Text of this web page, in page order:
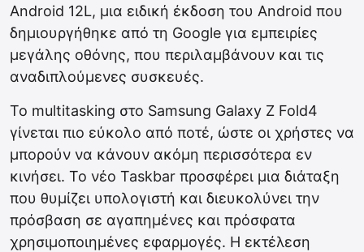
Android 12L, μια ειδική έκδοση του Android που
δημιουργήθηκε από τη Google για εμπειρίες
μεγάλης οθόνης, που περιλαμβάνουν και τις
αναδιπλούμενες συσκευές.
Το multitasking στο Samsung Galaxy Z Fold4
γίνεται πιο εύκολο από ποτέ, ώστε οι χρήστες να
μπορούν να κάνουν ακόμη περισσότερα εν
κινήσει. Το νέο Taskbar προσφέρει μια διάταξη
που θυμίζει υπολογιστή και διευκολύνει την
πρόσβαση σε αγαπημένες και πρόσφατα
χρησιμοποιημένες εφαρμογές. Η εκτέλεση